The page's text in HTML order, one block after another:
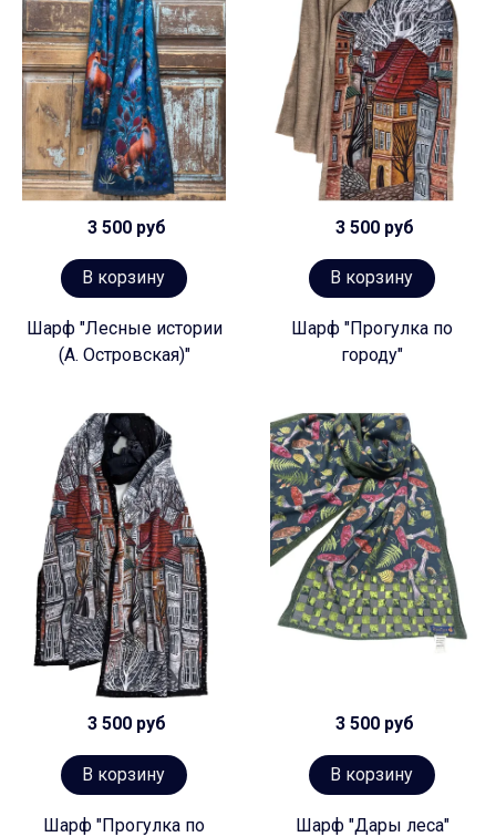
3 500 руб
В корзину
Шарф "Лесные истории
(А. Островская)"
3 500 руб
В корзину
Шарф "Прогулка по
городу"
3 500 руб
В корзину
Шарф "Прогулка по
3 500 руб
В корзину
Шарф "Дары леса"